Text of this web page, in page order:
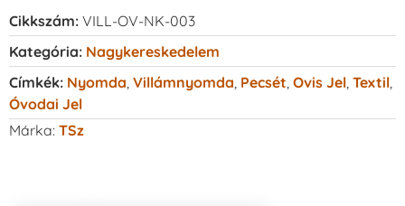
Cikkszám: VILL-OV-NK-003
Kategória: Nagykereskedelem
Címkék: Nyomda Villámnyomda Pecsét Ovis Jel Textil
Óvodai Jel
Márka: TSz